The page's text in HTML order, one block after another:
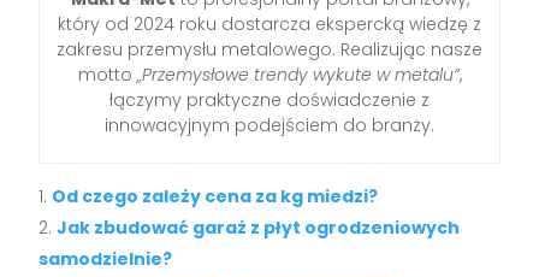
który od 2024 roku dostarcza ekspercką wiedzę z
zakresu przemysłu metalowego. Realizując nasze
motto„Przemysłowe trendy wykute w metalu”,
łączymy praktyczne doświadczenie z
innowacyjnym podejściem do branży.
Od czego zależy cena za kg miedzi?
Jak zbudować garaż z płyt ogrodzeniowych
samodzielnie?